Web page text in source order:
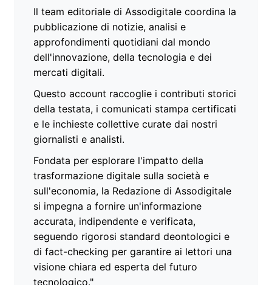
Il team editoriale di Assodigitale coordina la
pubblicazione di notizie, analisi e
approfondimenti quotidiani dal mondo
dell'innovazione, della tecnologia e dei
mercati digitali.
Questo account raccoglie i contributi storici
della testata, i comunicati stampa certificati
e le inchieste collettive curate dai nostri
giornalisti e analisti.
Fondata per esplorare l'impatto della
trasformazione digitale sulla società e
sull'economia, la Redazione di Assodigitale
si impegna a fornire un'informazione
accurata, indipendente e verificata,
seguendo rigorosi standard deontologici e
di fact-checking per garantire ai lettori una
visione chiara ed esperta del futuro
tecnologico."